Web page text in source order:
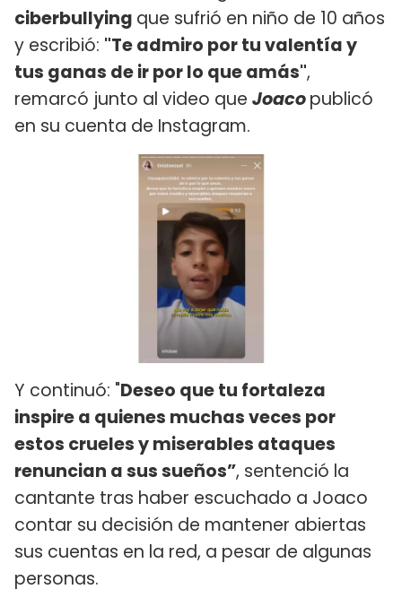
ciberbullying que sufrió en niño de 10 años
y escribió: "Te admiro por tu valentía y
tus ganas de ir por lo que amás",
remarcó junto al video que Joacopublicó
en su cuenta de Instagram.
Y continuó: "Deseo que tu fortaleza
inspire a quienes muchas veces por
estos crueles y miserables ataques
renuncian a sus sueños”, sentenció la
cantante tras haber escuchado a Joaco
contar su decisión de mantener abiertas
sus cuentas en la red, a pesar de algunas
personas.